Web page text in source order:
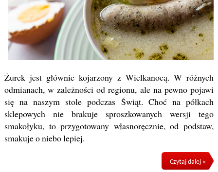
Żurek jest głównie kojarzony z Wielkanocą. W różnych
odmianach, w zależności od regionu, ale na pewno pojawi
się na naszym stole podczas Świąt. Choć na półkach
sklepowych nie brakuje sproszkowanych wersji tego
smakołyku, to przygotowany własnoręcznie, od podstaw,
smakuje o niebo lepiej.
Czytaj dalej »